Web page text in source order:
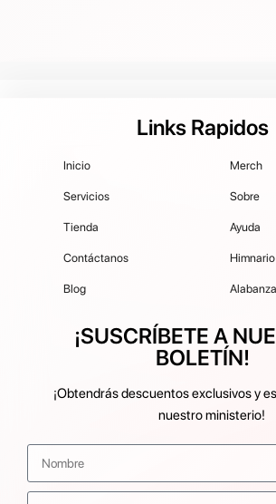
Links Rapidos
Inicio
Servicios
Tienda
Contáctanos
Blog
Merch
Sobre
Ayuda
¡SUSCRÍBETE A
BOLETÍN!
¡Obtendrás descuentos exclusivos y
nuestro ministerio!